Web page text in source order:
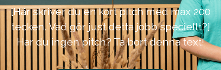
[Här skriver du en kort pitch med max 200
tecken. Vad gör just detta jobb speciellt?]
Har du ingen pitch? Ta bort denna text!